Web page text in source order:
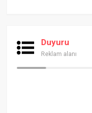
Duyuru
Reklam alanı